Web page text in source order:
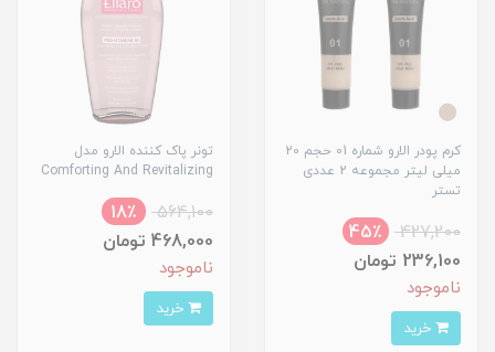
کرم پودر الارو شماره 01 حجم 20
میلی لیتر مجموعه 2 عددی
تستر
427,200
45٪
236,100 تومان
ناموجود
تونر پاک کننده الارو مدل
Comforting And Revitalizing
564,100
18٪
468,000 تومان
ناموجود